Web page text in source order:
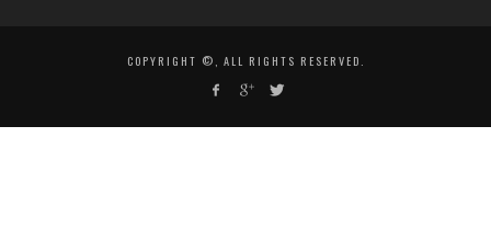
COPYRIGHT ©, ALL RIGHTS RESERVED.